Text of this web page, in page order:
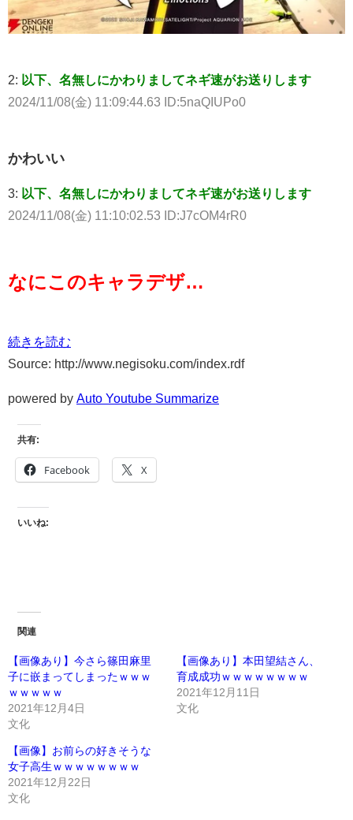
2: 以下、名無しにかわりましてネギ速がお送りします
2024/11/08(金) 11:09:44.63 ID:5naQIUPo0
かわいい
3: 以下、名無しにかわりましてネギ速がお送りします
2024/11/08(金) 11:10:02.53 ID:J7cOM4rR0
なにこのキャラデザ…
続きを読む
Source: http://www.negisoku.com/index.rdf
powered by Auto Youtube Summarize
共有:
Facebook X
いいね:
関連
【画像あり】今さら篠田麻里
子に嵌まってしまったｗｗｗ
ｗｗｗｗｗ
2021年12月4日
文化
【画像あり】本田望結さん、
育成成功ｗｗｗｗｗｗｗｗ
2021年12月11日
文化
【画像】お前らの好きそうな
女子高生ｗｗｗｗｗｗｗｗ
2021年12月22日
文化